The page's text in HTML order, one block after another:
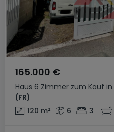
Haus 6 Zimmer zum Kauf in
(FR)
165.000 €
120 m² 6 3